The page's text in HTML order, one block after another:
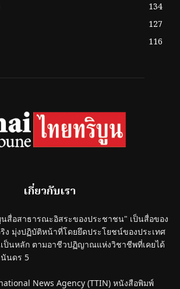
134
127
116
เกี่ยวกับเรา
สื่อสาธารณะอิสระของประชาชน" เป็นสื่อของ
ง มุ่งปฏิบัติหน้าที่โดยยึดประโยชน์ของประเทศ
ป็นหลัก ตามอาชีวปฏิญาณแห่งวิชาชีพที่เคยได้
นันดร 5
News Agency (TTIN) หนังสือพิมพ์